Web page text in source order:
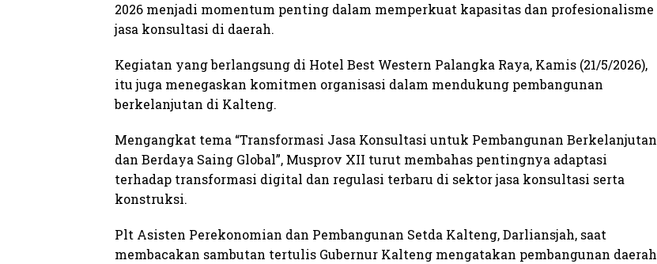
2026 menjadi momentum penting dalam memperkuat kapasitas dan profesionalisme
jasa konsultasi di daerah.
Kegiatan yang berlangsung di Hotel Best Western Palangka Raya, Kamis (21/5/2026),
itu juga menegaskan komitmen organisasi dalam mendukung pembangunan
berkelanjutan di Kalteng.
Mengangkat tema “Transformasi Jasa Konsultasi untuk Pembangunan Berkelanjutan
dan Berdaya Saing Global”, Musprov XII turut membahas pentingnya adaptasi
terhadap transformasi digital dan regulasi terbaru di sektor jasa konsultasi serta
konstruksi.
Plt Asisten Perekonomian dan Pembangunan Setda Kalteng, Darliansjah, saat
membacakan sambutan tertulis Gubernur Kalteng mengatakan pembangunan daerah